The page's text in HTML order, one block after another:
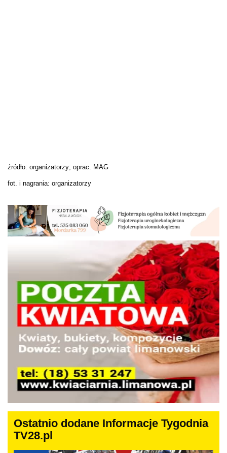
źródło: organizatorzy; oprac. MAG
fot. i nagrania: organizatorzy
Ostatnio dodane Informacje Tygodnia
TV28.pl